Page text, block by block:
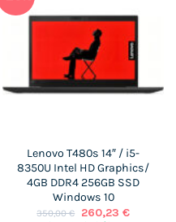
Lenovo T480s 14″ / i5-
8350U Intel HD Graphics/
4GB DDR4 256GB SSD
Windows 10
350,00€
O
260,23 €O